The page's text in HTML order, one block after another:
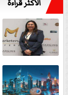
الأكثر قراءةً